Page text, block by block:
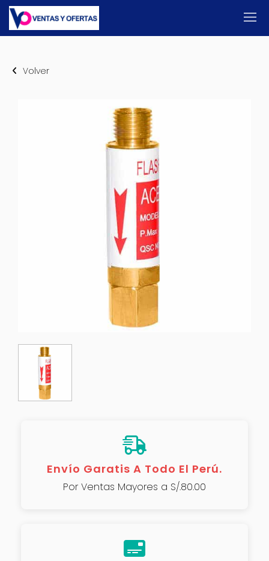
Volver
Envío Garatis A Todo El Perú.
Por Ventas Mayores a S/.80.00